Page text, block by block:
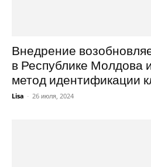
Внедрение
в Республике Молдова
метод идентификации
Lisa - 26 июля, 2024